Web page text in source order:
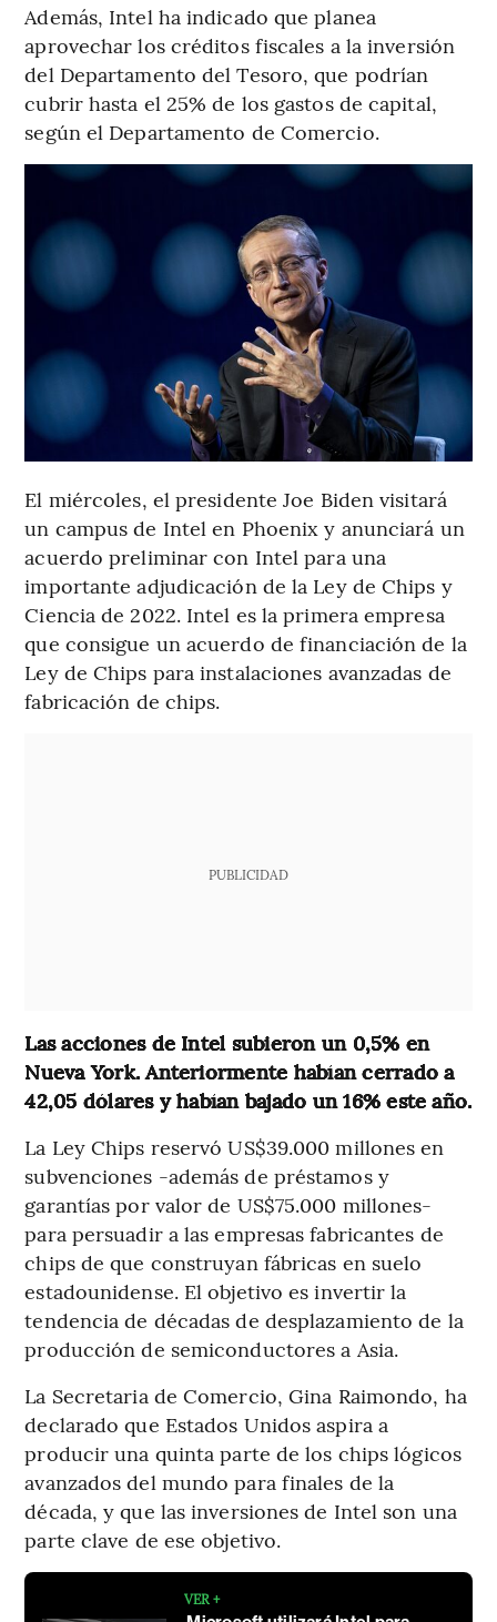
Además, Intel ha indicado que planea
aprovechar los créditos fiscales a la inversión
del Departamento del Tesoro, que podrían
cubrir hasta el 25% de los gastos de capital,
según el Departamento de Comercio.
El miércoles, el presidente Joe Biden visitará
un campus de Intel en Phoenix y anunciará un
acuerdo preliminar con Intel para una
importante adjudicación de la Ley de Chips y
Ciencia de 2022. Intel es la primera empresa
que consigue un acuerdo de financiación de la
Ley de Chips para instalaciones avanzadas de
fabricación de chips.
PUBLICIDAD
Las acciones de Intel subieron un 0,5% en
Nueva York. Anteriormente habían cerrado a
42,05 dólares y habían bajado un 16% este año.
La Ley Chips reservó US$39.000 millones en
subvenciones -además de préstamos y
garantías por valor de US$75.000 millones-
para persuadir a las empresas fabricantes de
chips de que construyan fábricas en suelo
estadounidense. El objetivo es invertir la
tendencia de décadas de desplazamiento de la
producción de semiconductores a Asia.
La Secretaria de Comercio, Gina Raimondo, ha
declarado que Estados Unidos aspira a
producir una quinta parte de los chips lógicos
avanzados del mundo para finales de la
década, y que las inversiones de Intel son una
parte clave de ese objetivo.
VER +